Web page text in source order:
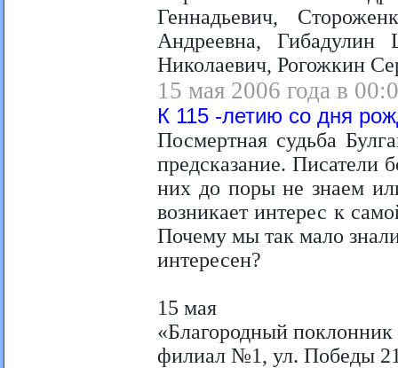
Геннадьевич,
Андреевна, Гибадулин
Николаевич, Рогожкин
15 мая 2006 года в
К 115 -летию со дня
Посмертная судьба
предсказание. Писатели
них до поры не знаем
возникает интерес к
Почему мы так мало
интересен?
15 мая
«Благородный
филиал №1, ул. Победы